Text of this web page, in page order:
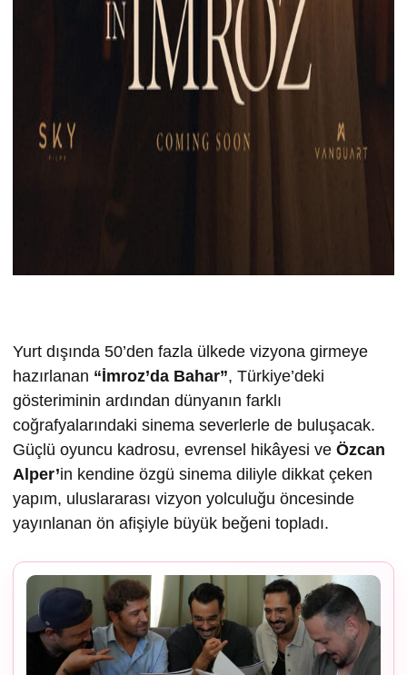
Yurt dışında 50’den fazla ülkede vizyona girmeye
hazırlanan “İmroz’da Bahar”, Türkiye’deki
gösteriminin ardından dünyanın farklı
coğrafyalarındaki sinema severlerle de buluşacak.
Güçlü oyuncu kadrosu, evrensel hikâyesi ve Özcan
Alper’in kendine özgü sinema diliyle dikkat çeken
yapım, uluslararası vizyon yolculuğu öncesinde
yayınlanan ön afişiyle büyük beğeni topladı.